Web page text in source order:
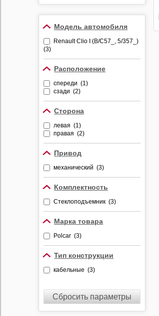
Противоугонные
устройства
Видеорегистраторы
Радар-детекторы
Парктроники
Алкотестеры
радар-детекторов
Модель автомобиля
Renault Clio I (B/C57_, 5/357_)
(3)
Расположение
спереди (1)
сзади (2)
Сторона
левая (1)
правая (2)
Привод
механический (3)
Комплектность
Стеклоподъемник (3)
Марка товара
Polcar (3)
Тип конструкции
кабельные (3)
Сбросить параметры